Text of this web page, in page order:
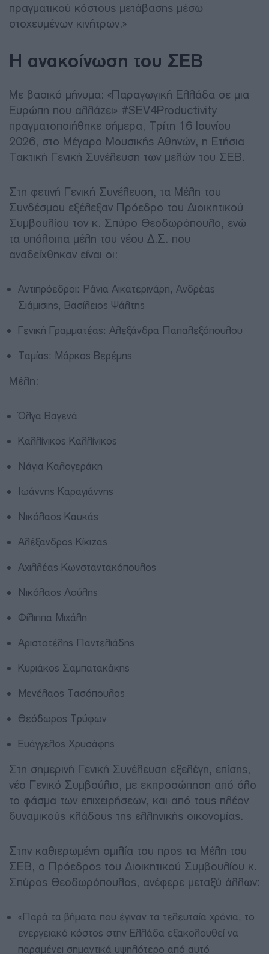
πραγματικού κόστους μετάβασης μέσω
στοχευμένων κινήτρων.»
Η ανακοίνωση του ΣΕΒ
Με βασικό μήνυμα: «Παραγωγική Ελλάδα σε μια
Ευρώπη που αλλάζει» #SEV4Productivity
πραγματοποιήθηκε σήμερα, Τρίτη 16 Ιουνίου
2026, στο Μέγαρο Μουσικής Αθηνών, η Ετήσια
Τακτική Γενική Συνέλευση των μελών του ΣΕΒ.
Στη φετινή Γενική Συνέλευση, τα Μέλη του
Συνδέσμου εξέλεξαν Πρόεδρο του Διοικητικού
Συμβουλίου τον κ. Σπύρο Θεοδωρόπουλο, ενώ
τα υπόλοιπα μέλη του νέου Δ.Σ. που
αναδείχθηκαν είναι οι:
Αντιπρόεδροι: Ράνια Αικατερινάρη, Ανδρέας
Σιάμισιης, Βασίλειος Ψάλτης
Γενική Γραμματέας: Αλεξάνδρα Παπαλεξόπουλου
Ταμίας: Μάρκος Βερέμης
Μέλη:
Όλγα Βαγενά
Καλλίνικος Καλλίνικος
Νάγια Καλογεράκη
Ιωάννης Καραγιάννης
Νικόλαος Καυκάς
Αλέξανδρος Κίκιζας
Αχιλλέας Κωνσταντακόπουλος
Νικόλαος Λούλης
Φίλιππα Μιχάλη
Αριστοτέλης Παντελιάδης
Κυριάκος Σαμπατακάκης
Μενέλαος Τασόπουλος
Θεόδωρος Τρύφων
Ευάγγελος Χρυσάφης
Στη σημερινή Γενική Συνέλευση εξελέγη, επίσης,
νέο Γενικό Συμβούλιο, με εκπροσώπηση από όλο
το φάσμα των επιχειρήσεων, και από τους πλέον
δυναμικούς κλάδους της ελληνικής οικονομίας.
Στην καθιερωμένη ομιλία του προς τα Μέλη του
ΣΕΒ, ο Πρόεδρος του Διοικητικού Συμβουλίου κ.
Σπύρος Θεοδωρόπουλος, ανέφερε μεταξύ άλλων:
«Παρά τα βήματα που έγιναν τα τελευταία χρόνια, το
ενεργειακό κόστος στην Ελλάδα εξακολουθεί να
παραμένει σημαντικά υψηλότερο από αυτό